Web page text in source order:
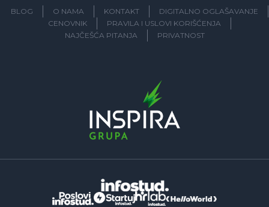
BLOG O NAMA KONTAKT
DIGITALNO OGLAŠAVANJE
CENOVNIK
PRAVILA I USLOVI KORIŠĆENJA
NAJČEŠĆA PITANJA
PRIVATNOST